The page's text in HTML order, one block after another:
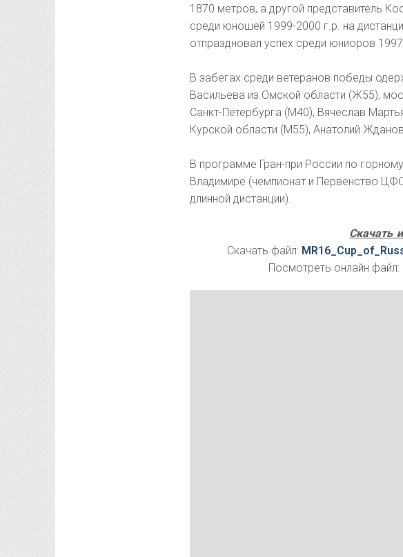
1870 метров, а другой представитель
среди юношей 1999-2000 г.р. на
отпраздновал успех среди юниоров
В забегах среди ветеранов победы
Васильева из Омской области (Ж55),
Санкт-Петербурга (М40), Вячеслав
Курской области (М55), Анатолий
В программе Гран-при России по
Владимире (чемпионат и Первенство
длинной дистанции).
Скачать
Скачать файл:
Посмотреть онлайн файл: